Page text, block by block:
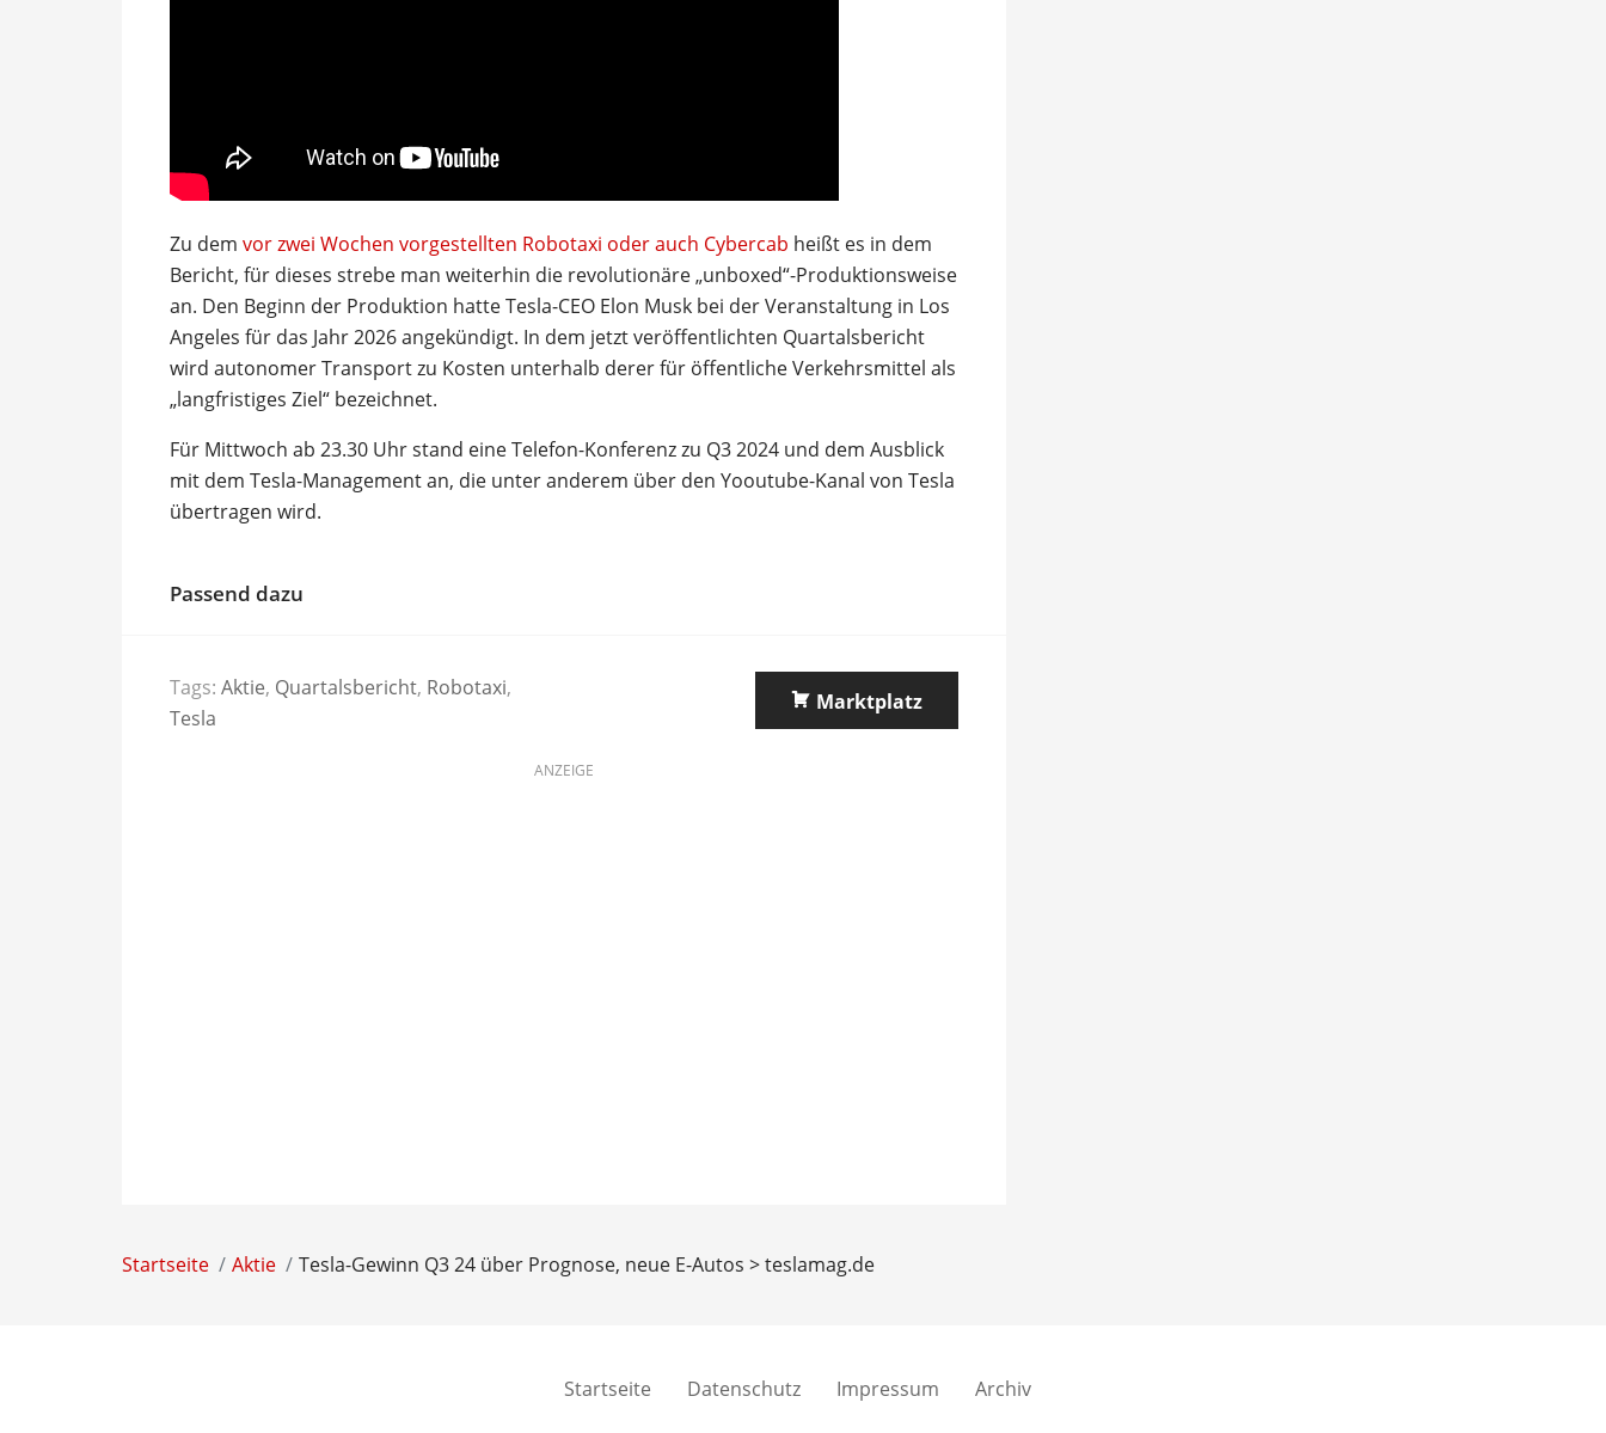
Zu dem vor zwei Wochen vorgestellten Robotaxi oder auch Cybercab heißt es in dem
Bericht, für dieses strebe man weiterhin die revolutionäre „unboxed“-Produktionsweise
an. Den Beginn der Produktion hatte Tesla-CEO Elon Musk bei der Veranstaltung in Los
Angeles für das Jahr 2026 angekündigt. In dem jetzt veröffentlichten Quartalsbericht
wird autonomer Transport zu Kosten unterhalb derer für öffentliche Verkehrsmittel als
„langfristiges Ziel“ bezeichnet.
Für Mittwoch ab 23.30 Uhr stand eine Telefon-Konferenz zu Q3 2024 und dem Ausblick
mit dem Tesla-Management an, die unter anderem über den Yooutube-Kanal von Tesla
übertragen wird.
Passend dazu
Tags: Aktie, Quartalsbericht, Robotaxi,
Tesla
Marktplatz
ANZEIGE
Startseite Aktie Tesla-Gewinn Q3 24 über Prognose, neue E-Autos > teslamag.de
Startseite Datenschutz Impressum Archiv